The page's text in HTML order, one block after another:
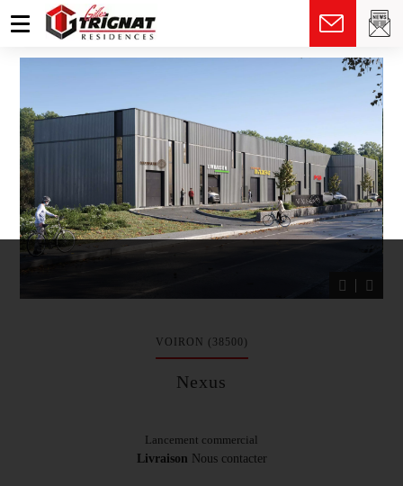
VOIRON (38500)
Nexus
Lancement commercial
Livraison Nous contacter